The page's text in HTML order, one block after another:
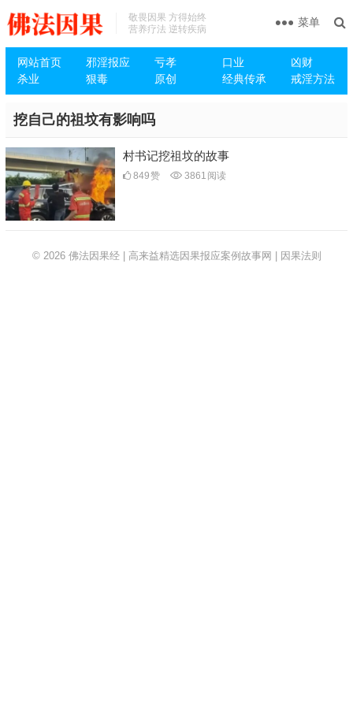
敬畏因果 方得始终
营养疗法 逆转疾病
网站首页 邪淫报应 亏孝 口业
凶财
杀业
狠毒 原创 经典传承 戒淫方法
菜单
挖自己的祖坟有影响吗
村书记挖祖坟的故事
849赞 3861 阅读
© 2026 佛法因果经 | 高来益精选因果报应案例故事网 | 因果法则